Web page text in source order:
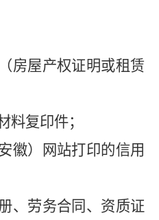
房屋产权证明或租赁
料复印件；
徽）网站打印的信用
、劳务合同、资质证